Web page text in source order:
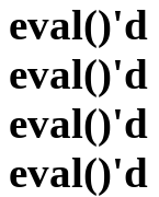
eval()'d
eval()'d
eval()'d
eval()'d